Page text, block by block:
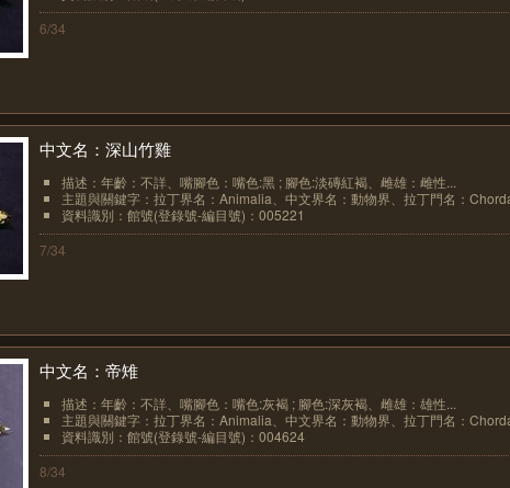
6/34
中文名：深山竹雞
描述：年齡：不詳、嘴腳色：嘴色:黑 ; 腳色:淡磚紅褐、雌雄：雌性...
主題與關鍵字：拉丁界名：Animalia、中文界名：動物界、拉丁門名：
資料識別：館號(登錄號-編目號)：005221
7/34
中文名：帝雉
描述：年齡：不詳、嘴腳色：嘴色:灰褐 ; 腳色:深灰褐、雌雄：雄性...
主題與關鍵字：拉丁界名：Animalia、中文界名：動物界、拉丁門名：
資料識別：館號(登錄號-編目號)：004624
8/34